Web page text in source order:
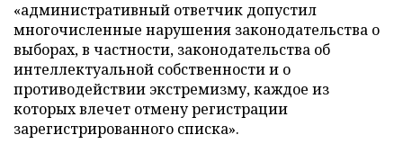
«административный ответчик допустил
многочисленные нарушения законодательства о
выборах, в частности, законодательства об
интеллектуальной собственности и о
противодействии экстремизму, каждое из
которых влечет отмену регистрации
зарегистрированного списка».